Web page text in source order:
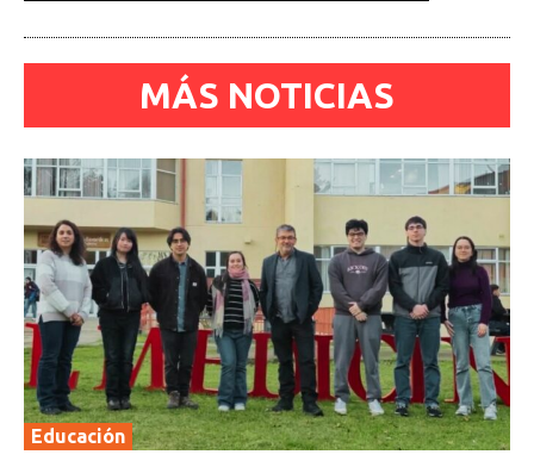
MÁS NOTICIAS
Educación